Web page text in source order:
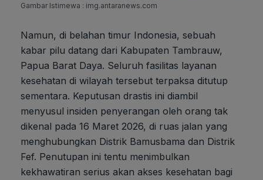
Gambar Istimewa : img.antaranews.com
Namun, di belahan timur Indonesia, sebuah
kabar pilu datang dari Kabupaten Tambrauw,
Papua Barat Daya. Seluruh fasilitas layanan
kesehatan di wilayah tersebut terpaksa ditutup
sementara. Keputusan drastis ini diambil
menyusul insiden penyerangan oleh orang tak
dikenal pada 16 Maret 2026, di ruas jalan yang
menghubungkan Distrik Bamusbama dan Distrik
Fef. Penutupan ini tentu menimbulkan
kekhawatiran serius akan akses kesehatan bagi